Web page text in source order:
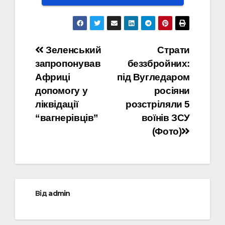
Навігація
записів
Страти
беззбройних:
під Вугледаром
росіяни
розстріляли 5
воїнів ЗСУ
(Фото)
Зеленський
запропонував
Африці
допомогу у
ліквідації
“вагнерівців”
Відadmin